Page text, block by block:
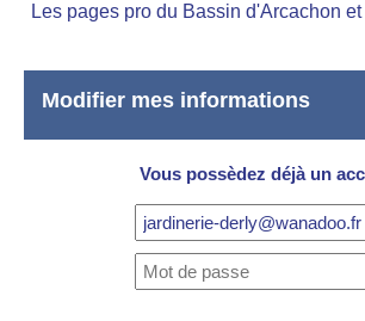
Les pages pro du Bassin d'Arcachon
Modifier mes informations
Vous possèdez déjà un